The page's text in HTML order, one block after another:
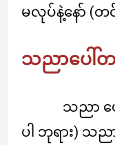
မလုပ်နဲ့နော် (တင်
သညာပေါ်
သညာ ပ
ပါ ဘုရား) သ